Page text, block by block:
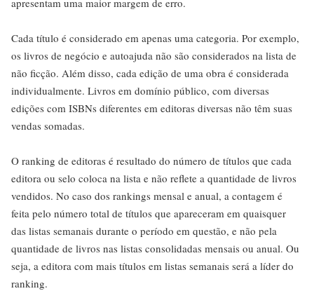
Cada título é considerado em apenas uma categoria. Por exemplo,
os livros de negócio e autoajuda não são considerados na lista de
não ficção. Além disso, cada edição de uma obra é considerada
individualmente. Livros em domínio público, com diversas
edições com ISBNs diferentes em editoras diversas não têm suas
vendas somadas.
O ranking de editoras é resultado do número de títulos que cada
editora ou selo coloca na lista e não reflete a quantidade de livros
vendidos. No caso dos rankings mensal e anual, a contagem é
feita pelo número total de títulos que apareceram em quaisquer
das listas semanais durante o período em questão, e não pela
quantidade de livros nas listas consolidadas mensais ou anual. Ou
seja, a editora com mais títulos em listas semanais será a líder do
ranking.